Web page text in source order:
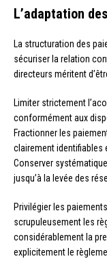
L’adaptation
La structuration des
sécuriser la relation
directeurs méritent
Limiter strictement
conformément aux
Fractionner les
clairement identifiables
Conserver
jusqu’à la levée des
Privilégier les
scrupuleusement les
considérablement la
explicitement le